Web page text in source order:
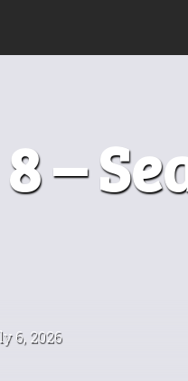
–
6, 2026